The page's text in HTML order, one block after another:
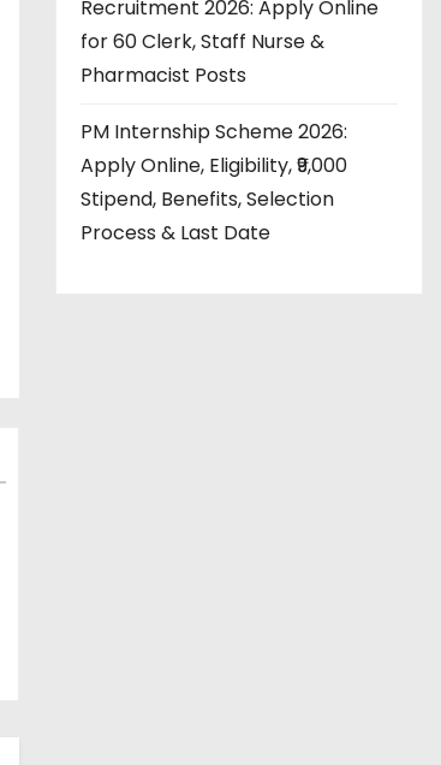
Recruitment 2026: Apply Online
for 60 Clerk, Staff Nurse &
Pharmacist Posts
PM Internship Scheme 2026:
Apply Online, Eligibility, ₹9,000
Stipend, Benefits, Selection
Process & Last Date